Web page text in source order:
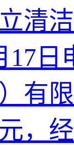
清
17
有
，